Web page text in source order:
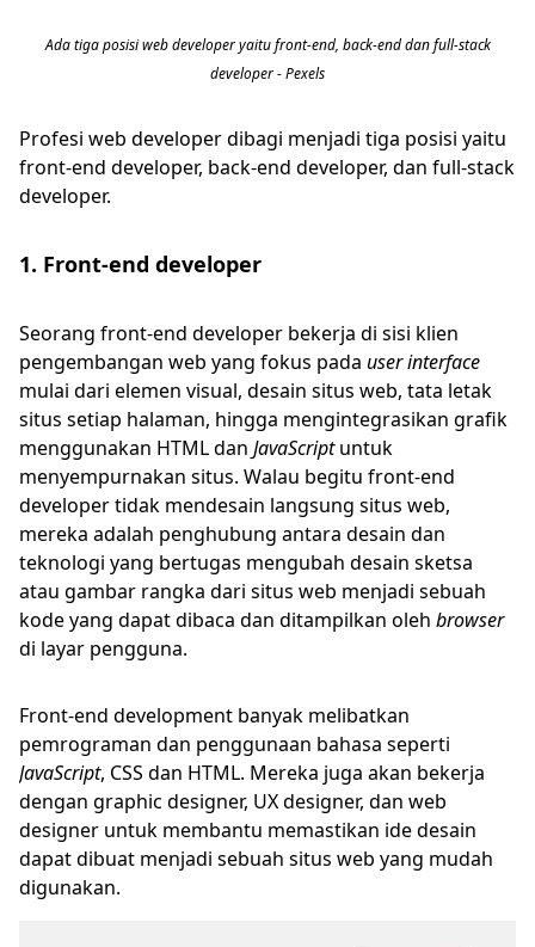
Ada tiga posisi web developer yaitu front-end, back-end dan full-stack
developer - Pexels
Profesi web developer dibagi menjadi tiga posisi yaitu
front-end developer, back-end developer, dan full-stack
developer.
1. Front-end developer
Seorang front-end developer bekerja di sisi klien
pengembangan web yang fokus pada user interface
mulai dari elemen visual, desain situs web, tata letak
situs setiap halaman, hingga mengintegrasikan grafik
menggunakan HTML dan JavaScriptuntuk
menyempurnakan situs. Walau begitu front-end
developer tidak mendesain langsung situs web,
mereka adalah penghubung antara desain dan
teknologi yang bertugas mengubah desain sketsa
atau gambar rangka dari situs web menjadi sebuah
kode yang dapat dibaca dan ditampilkan oleh browser
di layar pengguna.
Front-end development banyak melibatkan
pemrograman dan penggunaan bahasa seperti
JavaScript, CSS dan HTML. Mereka juga akan bekerja
dengan graphic designer, UX designer, dan web
designer untuk membantu memastikan ide desain
dapat dibuat menjadi sebuah situs web yang mudah
digunakan.